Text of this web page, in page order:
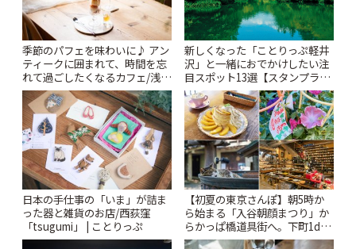
季節のパフェを味わいに♪ アン
ティークに囲まれて、時間を忘
れて過ごしたくなるカフェ/浅草
「annorum cafe」 | ことりっぷ
新しくなった「ことりっぷ軽井
沢」と一緒におでかけしたい注
目スポット13選【スタンプラリ
ー開催中】 | ことりっぷ
日本の手仕事の「いま」が詰ま
った器と雑貨のお店/西荻窪
「tsugumi」 | ことりっぷ
【初夏の東京さんぽ】朝5時か
ら始まる「入谷朝顔まつり」か
らかっぱ橋道具街へ。下町1day
さんぽプラン | ことりっぷ